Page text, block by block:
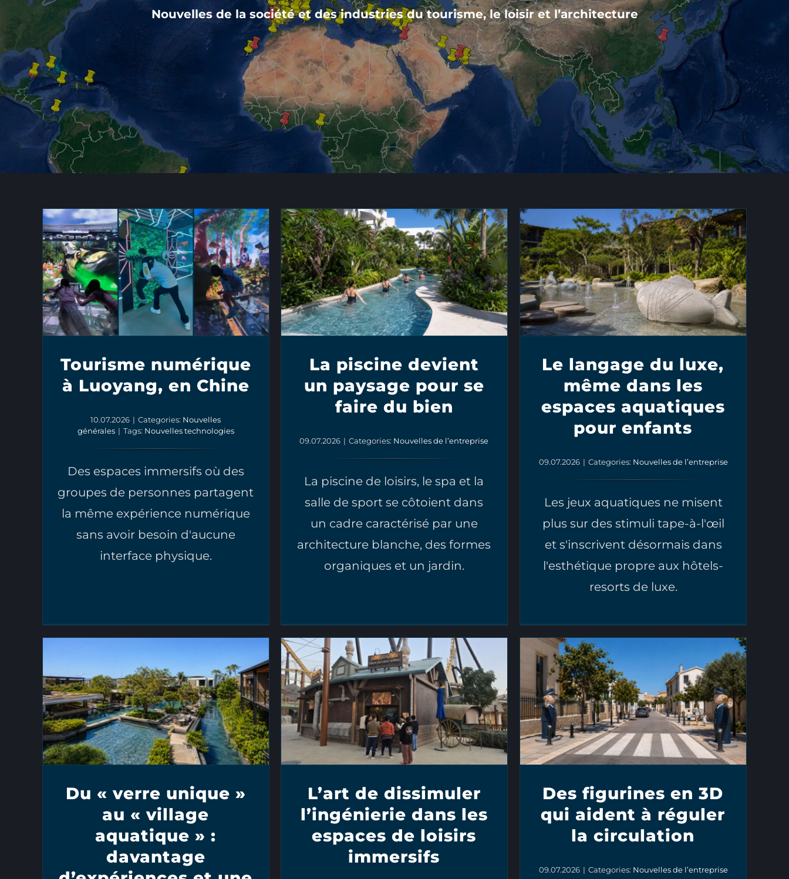
Nouvelles de la société et des industries du tourisme, le loisir et l’architecture
Tourisme numérique
à Luoyang, en Chine
10.07.2026 | Categories: Nouvelles
générales | Tags: Nouvelles technologies
Des espaces immersifs où des
groupes de personnes partagent
la même expérience numérique
sans avoir besoin d'aucune
interface physique.
La piscine devient
un paysage pour se
faire du bien
09.07.2026 | Categories: Nouvelles de l’entreprise
La piscine de loisirs, le spa et la
salle de sport se côtoient dans
un cadre caractérisé par une
architecture blanche, des formes
organiques et un jardin.
Le langage du luxe,
même dans les
espaces aquatiques
pour enfants
09.07.2026 | Categories: Nouvelles de l’entreprise
Les jeux aquatiques ne misent
plus sur des stimuli tape-à-l'œil
et s'inscrivent désormais dans
l'esthétique propre aux hôtels-
resorts de luxe.
Du « verre unique »
au « village
aquatique » :
davantage
L’art de dissimuler
l’ingénierie dans les
espaces de loisirs
immersifs
Des figurines en 3D
qui aident à réguler
la circulation
09.07.2026 | Categories: Nouvelles de l’entreprise